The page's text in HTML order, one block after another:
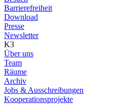
Barrierefreiheit
Download
Presse
Newsletter
K3
Über uns
Team
Räume
Archiv
Jobs & Ausschreibungen
Kooperationsprojekte